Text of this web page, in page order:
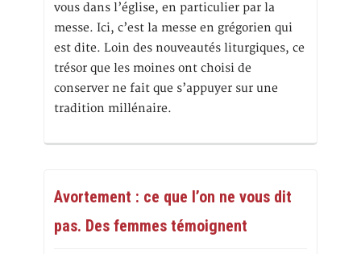
vous dans l’église, en particulier par la
messe. Ici, c’est la messe en grégorien qui
est dite. Loin des nouveautés liturgiques, ce
trésor que les moines ont choisi de
conserver ne fait que s’appuyer sur une
tradition millénaire.
Avortement : ce que l’on ne vous dit
pas. Des femmes témoignent